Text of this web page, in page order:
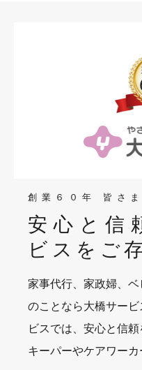
創業６０年 皆さ
安心と信
ビスを ご
家事代行、家政婦、
のことなら大橋サー
ビスでは、安心と信
キーパーやケアワーカ